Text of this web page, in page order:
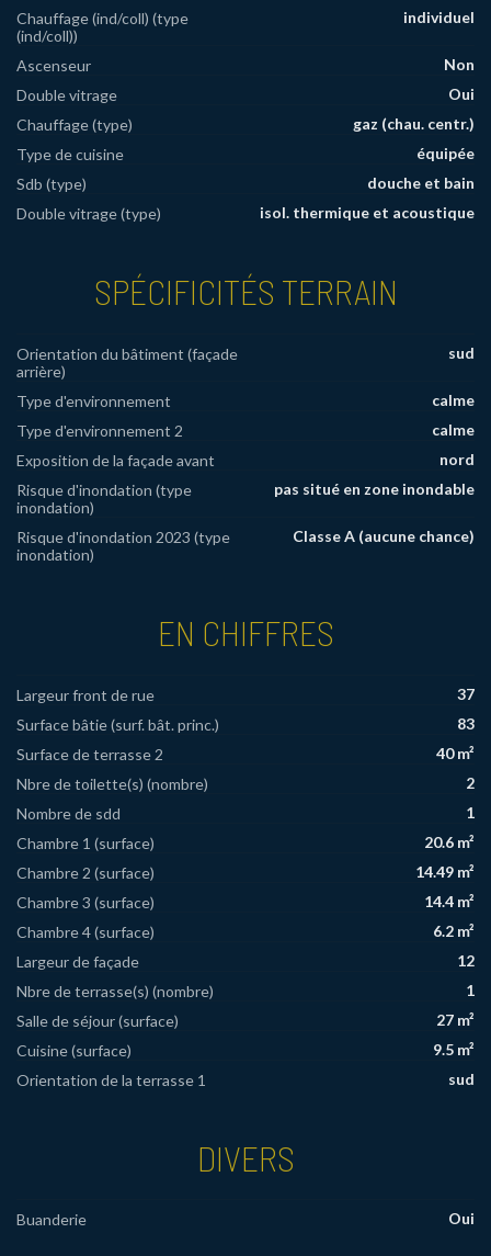
Chauffage (ind/coll) (type
(ind/coll))
individuel
Ascenseur
Non
Double vitrage
Oui
Chauffage (type)
gaz (chau. centr.)
Type de cuisine
équipée
Sdb (type)
douche et bain
Double vitrage (type)
isol. thermique et acoustique
SPÉCIFICITÉS TERRAIN
Orientation du bâtiment (façade
arrière)
sud
Type d'environnement
calme
Type d'environnement 2
calme
Exposition de la façade avant
nord
Risque d'inondation (type
inondation)
pas situé en zone inondable
Risque d'inondation 2023 (type
inondation)
Classe A (aucune chance)
EN CHIFFRES
Largeur front de rue
37
Surface bâtie (surf. bât. princ.)
83
Surface de terrasse 2
40 m²
Nbre de toilette(s) (nombre)
2
Nombre de sdd
1
Chambre 1 (surface)
20.6 m²
Chambre 2 (surface)
14.49 m²
Chambre 3 (surface)
14.4 m²
Chambre 4 (surface)
6.2 m²
Largeur de façade
12
Nbre de terrasse(s) (nombre)
1
Salle de séjour (surface)
27 m²
Cuisine (surface)
9.5 m²
Orientation de la terrasse 1
sud
DIVERS
Buanderie Oui